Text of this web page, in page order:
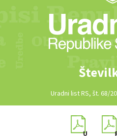
Uradni list RS, št. 68/